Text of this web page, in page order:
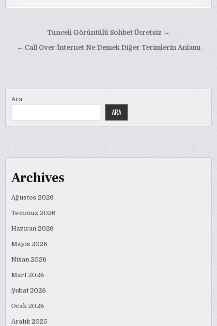
gezinmesi
Tunceli Görüntülü Sohbet Ücretsiz →
← Call Over İnternet Ne Demek Diğer Terimlerin Anlamı
Ara
ARA
Archives
Ağustos 2026
Temmuz 2026
Haziran 2026
Mayıs 2026
Nisan 2026
Mart 2026
Şubat 2026
Ocak 2026
Aralık 2025